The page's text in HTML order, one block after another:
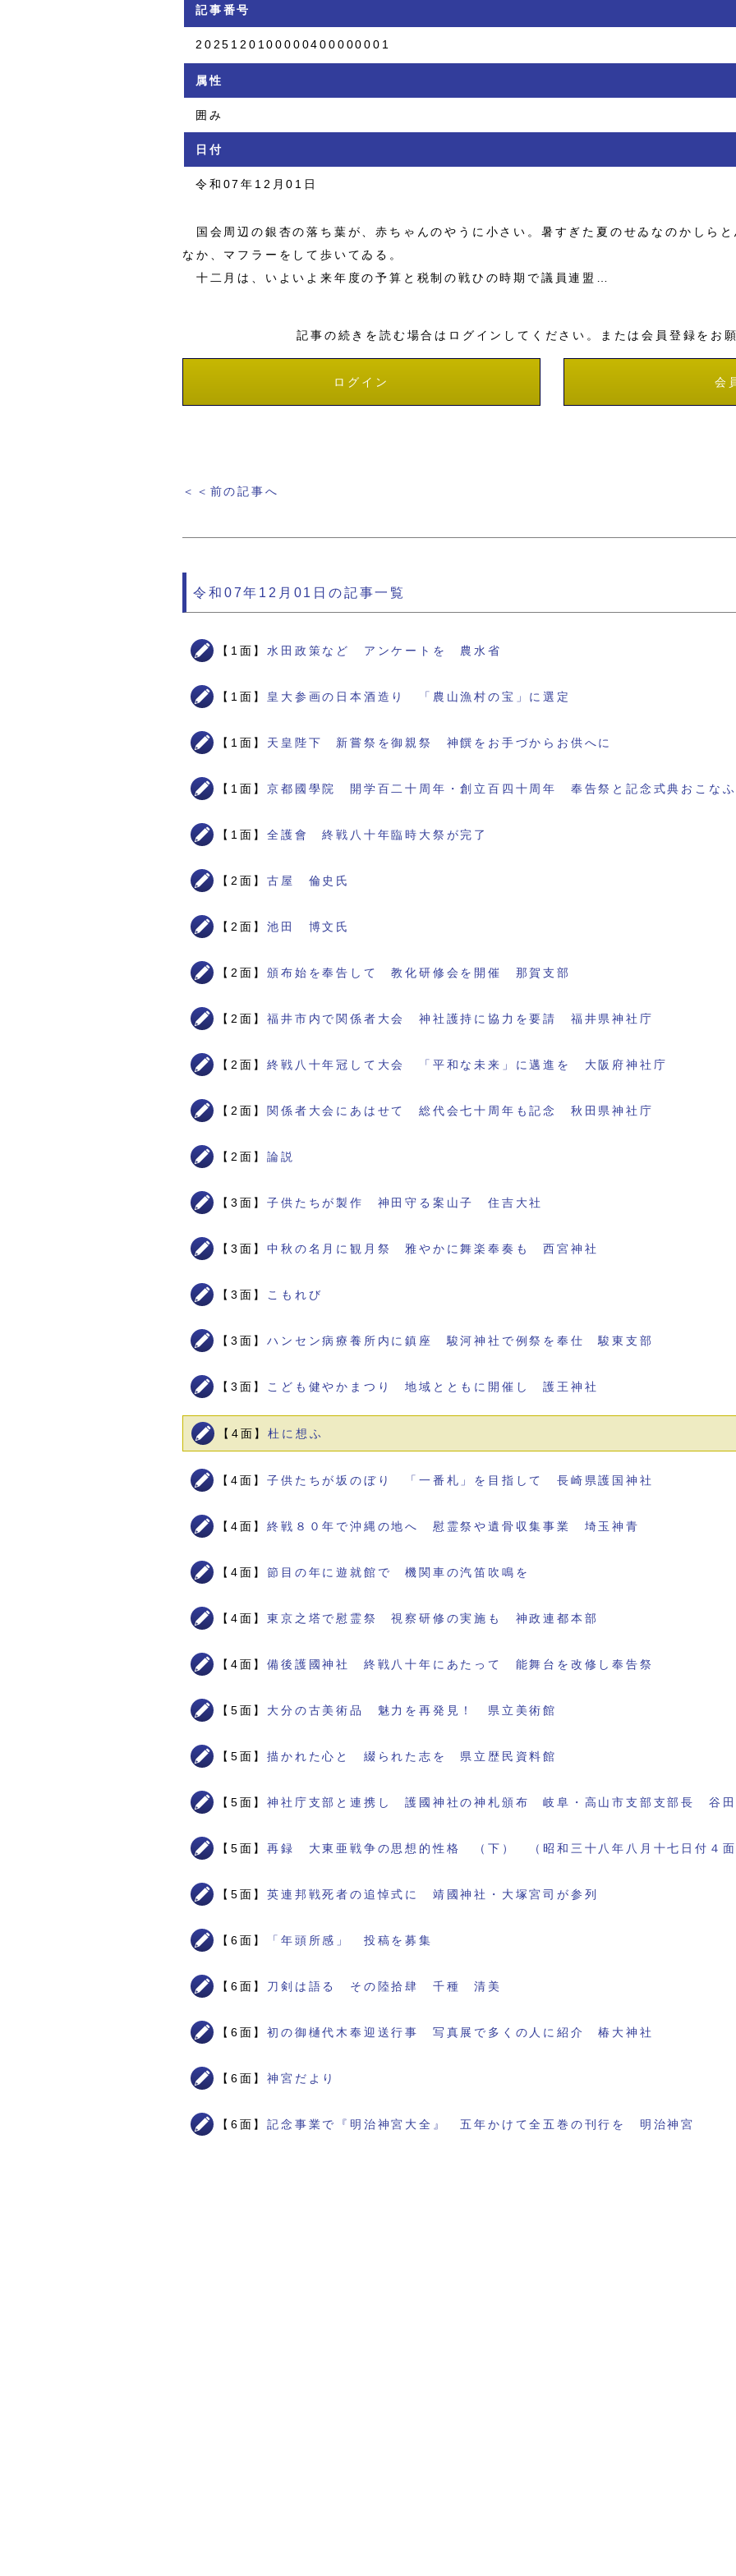
記事番号
2025120100000400000001
属性
囲み
日付
令和07年12月01日
国会周辺の銀杏の落ち葉が、赤ちゃんのやうに小さい。暑すぎた夏のせゐなのかしら
なか、マフラーをして歩いてゐる。
十二月は、いよいよ来年度の予算と税制の戦ひの時期で議員連盟…
記事の続きを読む場合はログインしてください。または会員登録をお
ログイン 会
＜＜前の記事へ
令和07年12月01日の記事一覧
【1面】水田政策など アンケートを 農水省
【1面】 皇大参画の日本酒造り 「農山漁村の宝」に選定
【1面】 天皇陛下 新嘗祭を御親祭 神饌をお手づからお供へに
【1面】京都國學院 開学百二十周年・創立百四十周年 奉告祭と記念式典おこなふ
【1面】全護會 終戦八十年臨時大祭が完了
【2面】古屋 倫史氏
【2面】池田 博文氏
【2面】頒布始を奉告して 教化研修会を開催 那賀支部
【2面】福井市内で関係者大会 神社護持に協力を要請 福井県神社庁
【2面】終戦八十年冠して大会 「平和な未来」に邁進を 大阪府神社庁
【2面】 関係者大会にあはせて 総代会七十周年も記念 秋田県神社庁
【2面】論説
【3面】子供たちが製作 神田守る案山子 住吉大社
【3面】中秋の名月に観月祭 雅やかに舞楽奉奏も 西宮神社
【3面】 こもれび
【3面】ハンセン病療養所内に鎮座 駿河神社で例祭を奉仕 駿東支部
【3面】 こども健やかまつり 地域とともに開催し 護王神社
【4面】杜に想ふ
【4面】子供たちが坂のぼり 「一番札」を目指して 長崎県護国神社
【4面】終戦８０年で沖縄の地へ 慰霊祭や遺骨収集事業 埼玉神青
【4面】節目の年に遊就館で 機関車の汽笛吹鳴を
【4面】東京之塔で慰霊祭 視察研修の実施も 神政連都本部
【4面】備後護國神社 終戦八十年にあたって 能舞台を改修し奉告祭
【5面】 大分の古美術品 魅力を再発見！ 県立美術館
【5面】描かれた心と 綴られた志を 県立歴民資料館
【5面】神社庁支部と連携し 護國神社の神札頒布 岐阜・高山市支部支部長 谷
【5面】再録 大東亜戦争の思想的性格 （下） （昭和三十八年八月十七日付
【5面】英連邦戦死者の追悼式に 靖國神社・大塚宮司が参列
【6面】 「年頭所感」 投稿を募集
【6面】 刀剣は語る その陸拾肆 千種 清美
【6面】初の御樋代木奉迎送行事 写真展で多くの人に紹介 椿大神社
【6面】神宮だより
【6面】記念事業で『明治神宮大全』 五年かけて全五巻の刊行を 明治神宮